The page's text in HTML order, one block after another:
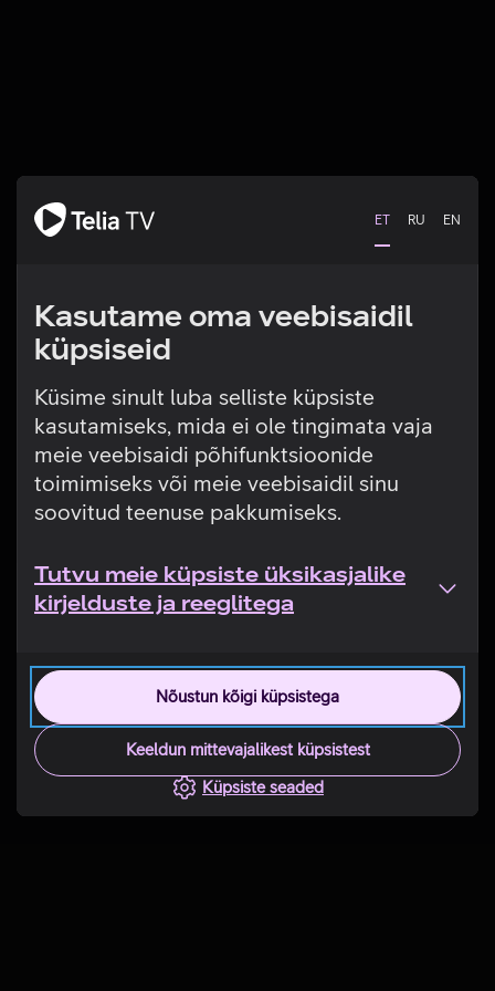
ET RU EN
Kasutame oma veebisaidil
küpsiseid
Küsime sinult luba selliste küpsiste
kasutamiseks, mida ei ole tingimata vaja
meie veebisaidi põhifunktsioonide
toimimiseks või meie veebisaidil sinu
soovitud teenuse pakkumiseks.
Tutvu meie küpsiste üksikasjalike
kirjelduste ja reeglitega
Nõustun kõigi küpsistega
Keeldun mittevajalikest küpsistest
Küpsiste seaded
Tehniline viga